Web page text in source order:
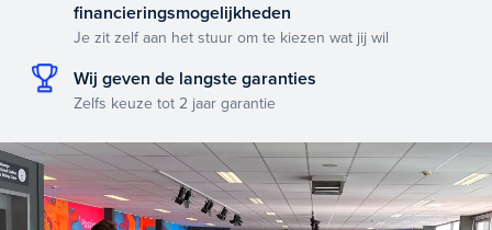
financieringsmogelijkheden
Je zit zelf aan het stuur om te kiezen wat jij wil
Wij geven de langste garanties
Zelfs keuze tot 2 jaar garantie